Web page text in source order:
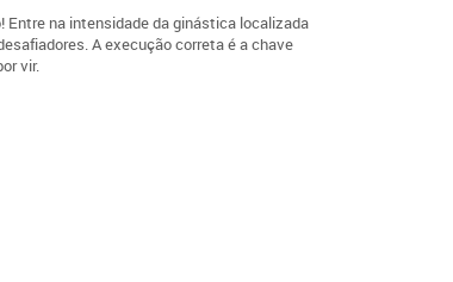
Entre na intensidade da ginástica localizada
A execução correta é a chave
vir.